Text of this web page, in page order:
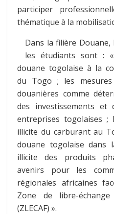
participer
thématique à la
Dans la filière
les étudiants sont :
douane togolaise à la
du Togo ; les mesures
douanières comme
des investissements et
entreprises togolaises
illicite du carburant au
douane togolaise
illicite des produits
avenirs pour les
régionales africaines
Zone de libre-
(ZLECAF) ».